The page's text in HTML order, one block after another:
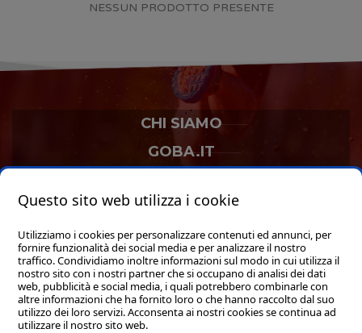
NESSUN PRODOTTO PRESENTE
CHI SIAMO
GOBA.IT
Hosted & created by Clion
Questo sito web utilizza i cookie
Utilizziamo i cookies per personalizzare contenuti ed annunci, per
fornire funzionalità dei social media e per analizzare il nostro
traffico. Condividiamo inoltre informazioni sul modo in cui utilizza il
nostro sito con i nostri partner che si occupano di analisi dei dati
web, pubblicità e social media, i quali potrebbero combinarle con
altre informazioni che ha fornito loro o che hanno raccolto dal suo
utilizzo dei loro servizi. Acconsenta ai nostri cookies se continua ad
utilizzare il nostro sito web.